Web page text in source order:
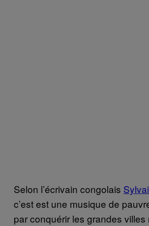
Selon l’écrivain congolais
c’est est une musique de
par conquérir les grandes villes